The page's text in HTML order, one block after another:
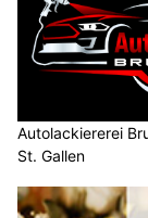
Autolackiererei
St. Gallen